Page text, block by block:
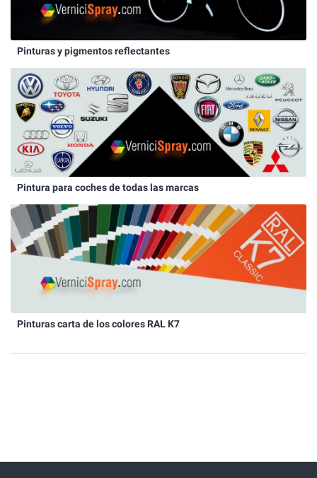
Pinturas y pigmentos reflectantes
Pintura para coches de todas las marcas
Pinturas carta de los colores RAL K7